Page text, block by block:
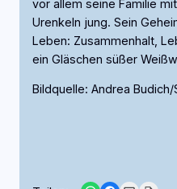
vor allem seine Familie
Urenkeln jung. Sein
Leben: Zusammenhalt,
ein Gläschen süßer
Bildquelle: Andrea